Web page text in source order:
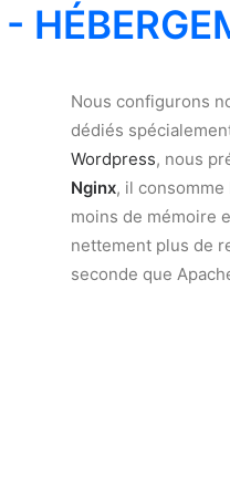
Nous configurons
dédiés
Wordpress, nous
Nginx, il consomme
moins de mémoire
nettement plus de
seconde que